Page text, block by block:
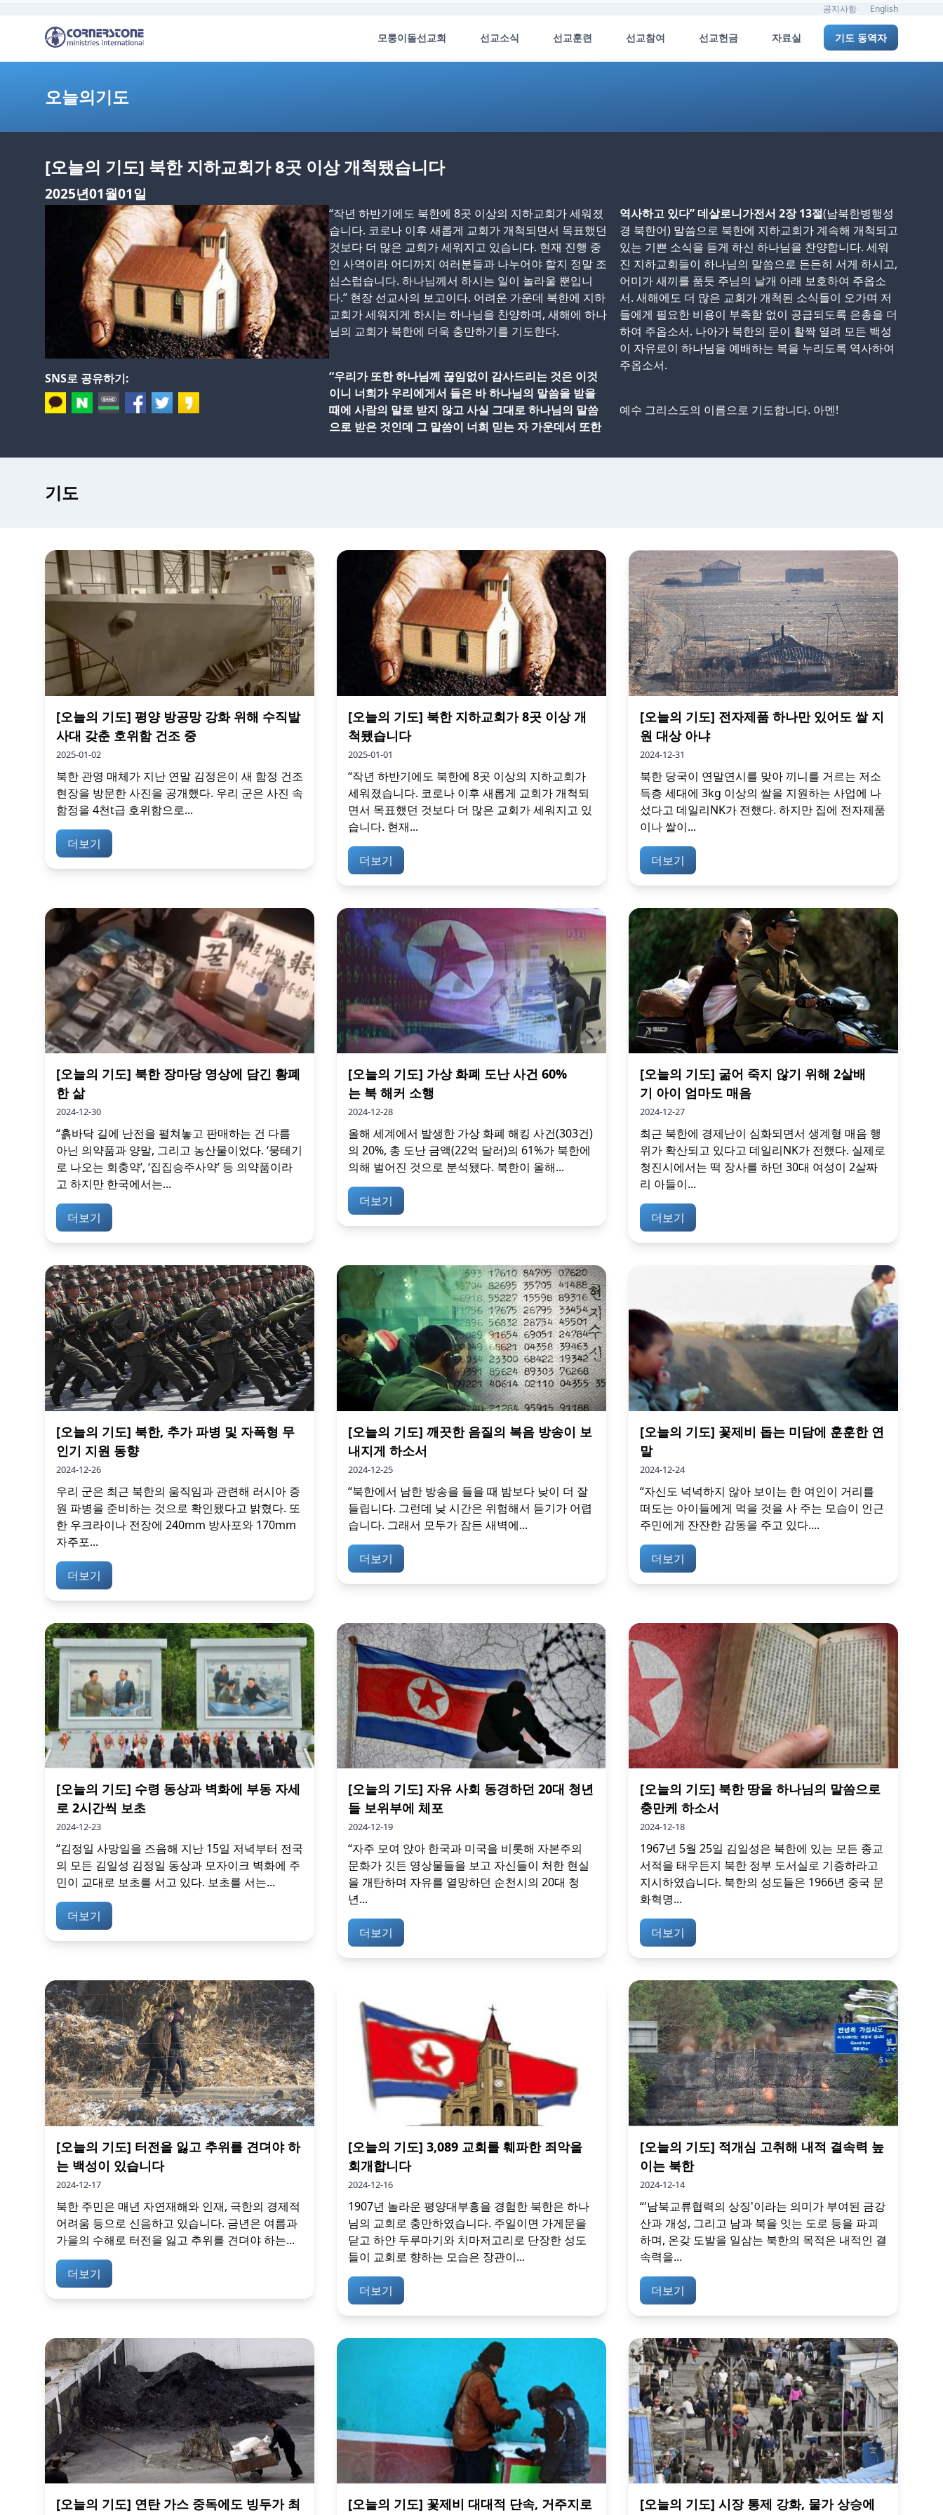
공지사항 English
모퉁이돌선교회 선교소식 선교훈련 선교참여 선교헌금 자료실 기도 동역자
오늘의기도
[오늘의 기도] 북한 지하교회가 8곳 이상 개척됐습니다
2025년01월01일
SNS로 공유하기:
“작년 하반기에도 북한에 8곳 이상의 지하교회가 세워졌
습니다. 코로나 이후 새롭게 교회가 개척되면서 목표했던
것보다 더 많은 교회가 세워지고 있습니다. 현재 진행 중
인 사역이라 어디까지 여러분들과 나누어야 할지 정말 조
심스럽습니다. 하나님께서 하시는 일이 놀라울 뿐입니
다.” 현장 선교사의 보고이다. 어려운 가운데 북한에 지하
교회가 세워지게 하시는 하나님을 찬양하며, 새해에 하나
님의 교회가 북한에 더욱 충만하기를 기도한다.
“우리가 또한 하나님께 끊임없이 감사드리는 것은 이것
이니 너희가 우리에게서 들은 바 하나님의 말씀을 받을
때에 사람의 말로 받지 않고 사실 그대로 하나님의 말씀
으로 받은 것인데 그 말씀이 너희 믿는 자 가운데서 또한
역사하고 있다” 데살로니가전서 2장 13절(남북한병행성
경 북한어) 말씀으로 북한에 지하교회가 계속해 개척되고
있는 기쁜 소식을 듣게 하신 하나님을 찬양합니다. 세워
진 지하교회들이 하나님의 말씀으로 든든히 서게 하시고,
어미가 새끼를 품듯 주님의 날개 아래 보호하여 주옵소
서. 새해에도 더 많은 교회가 개척된 소식들이 오가며 저
들에게 필요한 비용이 부족함 없이 공급되도록 은총을 더
하여 주옵소서. 나아가 북한의 문이 활짝 열려 모든 백성
이 자유로이 하나님을 예배하는 복을 누리도록 역사하여
주옵소서.
예수 그리스도의 이름으로 기도합니다. 아멘!
기도
[오늘의 기도] 평양 방공망 강화 위해 수직발
사대 갖춘 호위함 건조 중
2025-01-02
북한 관영 매체가 지난 연말 김정은이 새 함정 건조
현장을 방문한 사진을 공개했다. 우리 군은 사진 속
함정을 4천t급 호위함으로...
더보기
[오늘의 기도] 북한 지하교회가 8곳 이상 개
척됐습니다
2025-01-01
“작년 하반기에도 북한에 8곳 이상의 지하교회가
세워졌습니다. 코로나 이후 새롭게 교회가 개척되
면서 목표했던 것보다 더 많은 교회가 세워지고 있
습니다. 현재...
더보기
[오늘의 기도] 전자제품 하나만 있어도 쌀 지
원 대상 아냐
2024-12-31
북한 당국이 연말연시를 맞아 끼니를 거르는 저소
득층 세대에 3kg 이상의 쌀을 지원하는 사업에 나
섰다고 데일리NK가 전했다. 하지만 집에 전자제품
이나 쌀이...
더보기
[오늘의 기도] 북한 장마당 영상에 담긴 황폐
한 삶
2024-12-30
“흙바닥 길에 난전을 펼쳐놓고 판매하는 건 다름
아닌 의약품과 양말, 그리고 농산물이었다. ‘뭉테기
로 나오는 회충약’, ‘집집승주사약’ 등 의약품이라
고 하지만 한국에서는...
더보기
[오늘의 기도] 가상 화폐 도난 사건 60%
는 북 해커 소행
2024-12-28
올해 세계에서 발생한 가상 화폐 해킹 사건(303건)
의 20%, 총 도난 금액(22억 달러)의 61%가 북한에
의해 벌어진 것으로 분석됐다. 북한이 올해...
더보기
[오늘의 기도] 굶어 죽지 않기 위해 2살배
기 아이 엄마도 매음
2024-12-27
최근 북한에 경제난이 심화되면서 생계형 매음 행
위가 확산되고 있다고 데일리NK가 전했다. 실제로
청진시에서는 떡 장사를 하던 30대 여성이 2살짜
리 아들이...
더보기
[오늘의 기도] 북한, 추가 파병 및 자폭형 무
인기 지원 동향
2024-12-26
우리 군은 최근 북한의 움직임과 관련해 러시아 증
원 파병을 준비하는 것으로 확인됐다고 밝혔다. 또
한 우크라이나 전장에 240mm 방사포와 170mm
자주포...
더보기
[오늘의 기도] 깨끗한 음질의 복음 방송이 보
내지게 하소서
2024-12-25
“북한에서 남한 방송을 들을 때 밤보다 낮이 더 잘
들립니다. 그런데 낮 시간은 위험해서 듣기가 어렵
습니다. 그래서 모두가 잠든 새벽에...
더보기
[오늘의 기도] 꽃제비 돕는 미담에 훈훈한 연
말
2024-12-24
“자신도 넉넉하지 않아 보이는 한 여인이 거리를
떠도는 아이들에게 먹을 것을 사 주는 모습이 인근
주민에게 잔잔한 감동을 주고 있다....
더보기
[오늘의 기도] 수령 동상과 벽화에 부동 자세
로 2시간씩 보초
2024-12-23
“김정일 사망일을 즈음해 지난 15일 저녁부터 전국
의 모든 김일성 김정일 동상과 모자이크 벽화에 주
민이 교대로 보초를 서고 있다. 보초를 서는...
더보기
[오늘의 기도] 자유 사회 동경하던 20대 청년
들 보위부에 체포
2024-12-19
“자주 모여 앉아 한국과 미국을 비롯해 자본주의
문화가 깃든 영상물들을 보고 자신들이 처한 현실
을 개탄하며 자유를 열망하던 순천시의 20대 청
년...
더보기
[오늘의 기도] 북한 땅을 하나님의 말씀으로
충만케 하소서
2024-12-18
1967년 5월 25일 김일성은 북한에 있는 모든 종교
서적을 태우든지 북한 정부 도서실로 기증하라고
지시하였습니다. 북한의 성도들은 1966년 중국 문
화혁명...
더보기
[오늘의 기도] 터전을 잃고 추위를 견뎌야 하
는 백성이 있습니다
2024-12-17
북한 주민은 매년 자연재해와 인재, 극한의 경제적
어려움 등으로 신음하고 있습니다. 금년은 여름과
가을의 수해로 터전을 잃고 추위를 견뎌야 하는...
더보기
[오늘의 기도] 3,089 교회를 훼파한 죄악을
회개합니다
2024-12-16
1907년 놀라운 평양대부흥을 경험한 북한은 하나
님의 교회로 충만하였습니다. 주일이면 가게문을
닫고 하얀 두루마기와 치마저고리로 단장한 성도
들이 교회로 향하는 모습은 장관이...
더보기
[오늘의 기도] 적개심 고취해 내적 결속력 높
이는 북한
2024-12-14
“'남북교류협력의 상징'이라는 의미가 부여된 금강
산과 개성, 그리고 남과 북을 잇는 도로 등을 파괴
하며, 온갖 도발을 일삼는 북한의 목적은 내적인 결
속력을...
더보기
[오늘의 기도] 연탄 가스 중독에도 빙두가 최
[오늘의 기도] 꽃제비 대대적 단속, 거주지로
[오늘의 기도] 시장 통제 강화, 물가 상승에